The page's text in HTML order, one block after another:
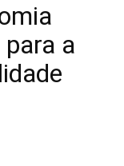
a